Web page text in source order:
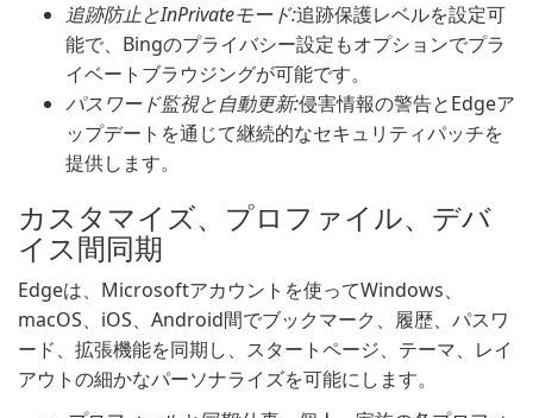
追跡防止とInPrivateモード:追跡保護レベルを設定可
能で、Bingのプライバシー設定もオプションでプラ
イベートブラウジングが可能です。
パスワード監視と自動更新:侵害情報の警告とEdgeア
ップデートを通じて継続的なセキュリティパッチを
提供します。
カスタマイズ、プロファイル、デバ
イス間同期
Edgeは、Microsoftアカウントを使ってWindows、
macOS、iOS、Android間でブックマーク、履歴、パスワ
ード、拡張機能を同期し、スタートページ、テーマ、レイ
アウトの細かなパーソナライズを可能にします。